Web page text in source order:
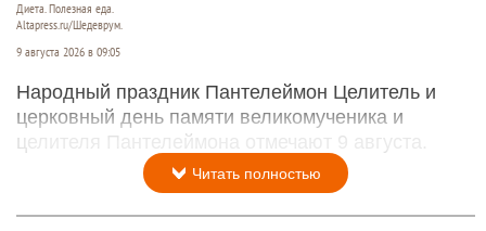
Диета. Полезная еда.
Altapress.ru/Шедеврум.
9 августа 2026 в 09:05
Народный праздник Пантелеймон Целитель и
церковный день памяти великомученика и
целителя Пантелеймона отмечают 9 августа.
Читать полностью